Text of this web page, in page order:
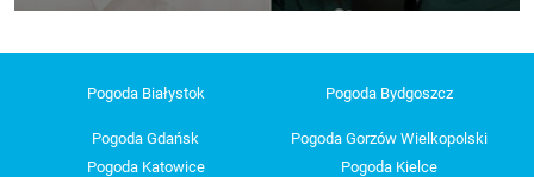
Pogoda Białystok Pogoda Bydgoszcz
Pogoda Gdańsk
Pogoda Gorzów Wielkopolski
Pogoda Katowice
Pogoda Kielce